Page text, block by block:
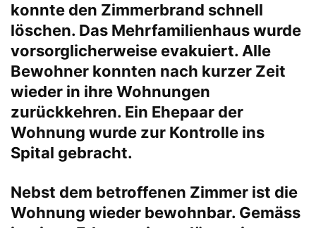
konnte den Zimmerbrand schnell
löschen. Das Mehrfamilienhaus wurde
vorsorglicherweise evakuiert. Alle
Bewohner konnten nach kurzer Zeit
wieder in ihre Wohnungen
zurückkehren. Ein Ehepaar der
Wohnung wurde zur Kontrolle ins
Spital gebracht.
Nebst dem betroffenen Zimmer ist die
Wohnung wieder bewohnbar. Gemäss